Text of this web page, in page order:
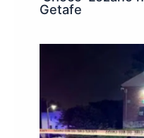
Getafe